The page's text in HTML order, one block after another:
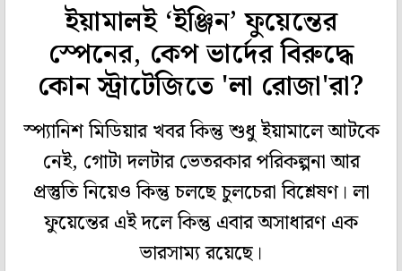
ইয়ামালই ‘ইঞ্জিন’ ফুয়েন্তের
স্পেনের, কেপ ভার্দের বিরুদ্ধে
কোন স্ট্রাটেজিতে 'লা রোজা'রা?
স্প্যানিশ মিডিয়ার খবর কিন্তু শুধু ইয়ামালে আটকে
নেই, গোটা দলটার ভেতরকার পরিকল্পনা আর
প্রস্তুতি নিয়েও কিন্তু চলছে চুলচেরা বিশ্লেষণ। লা
ফুয়েন্তের এই দলে কিন্তু এবার অসাধারণ এক
ভারসাম্য রয়েছে।